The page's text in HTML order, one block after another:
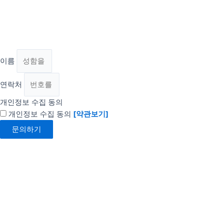
이름
연락처
개인정보 수집 동의
개인정보 수집 동의 [약관보기]
문의하기